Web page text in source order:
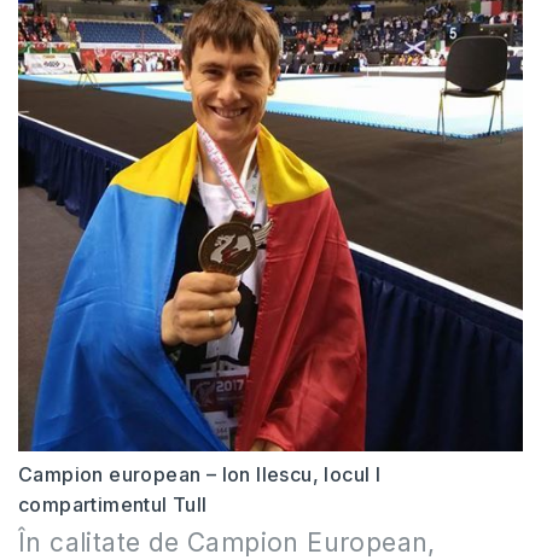
Campion european – Ion Ilescu, locul I
compartimentul Tull
În calitate de Campion European,